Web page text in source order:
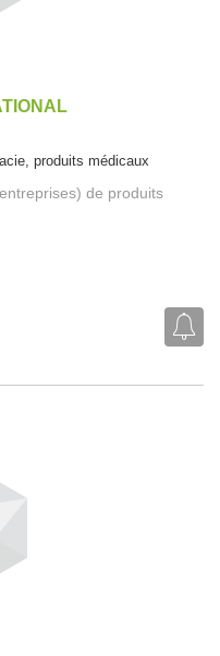
produits médicaux
de produits